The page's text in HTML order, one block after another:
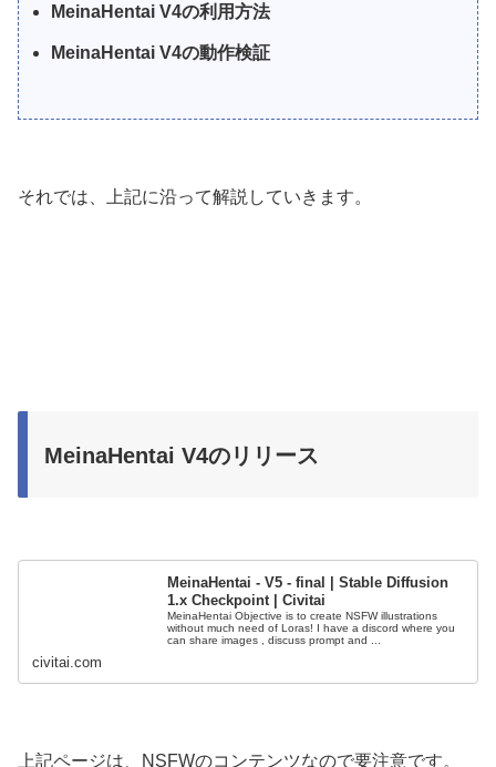
MeinaHentai V4の利用方法
MeinaHentai V4の動作検証
それでは、上記に沿って解説していきます。
MeinaHentai V4のリリース
MeinaHentai - V5 - final | Stable Diffusion
1.x Checkpoint | Civitai
MeinaHentai Objective is to create NSFW illustrations
without much need of Loras! I have a discord where you
can share images , discuss prompt and ...
civitai.com
上記ページは、NSFWのコンテンツなので要注意です。